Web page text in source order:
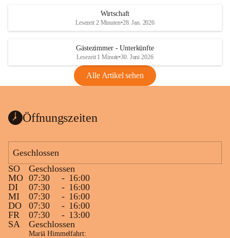
Wirtschaft
Lesezeit 2 Minuten•28. Jan. 2026
Gästezimmer - Unterkünfte
Lesezeit 1 Minute•30. Juni 2026
Alle Artikel sehen
Öffnungszeiten
Geschlossen
SO
Geschlossen
MO 07:30 - 16:00
DI
07:30 - 16:00
MI
07:30 - 16:00
DO
07:30 - 16:00
FR
07:30 - 13:00
SA
Geschlossen
Mariä Himmelfahrt: